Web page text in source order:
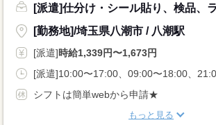
[派遣]仕分け・シール貼り、検品、
[勤務地]/埼玉県八潮市 / 八潮駅
[派遣]時給1,339円〜1,673円
[派遣]10:00〜17:00、09:00〜18:00、
シフトは簡単webから申請★
もっと見る